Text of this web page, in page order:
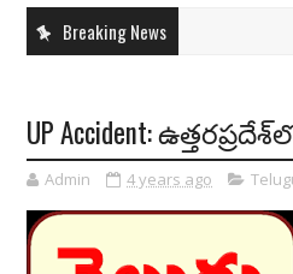
Breaking News
UP Accident:
Admin 4 years ago